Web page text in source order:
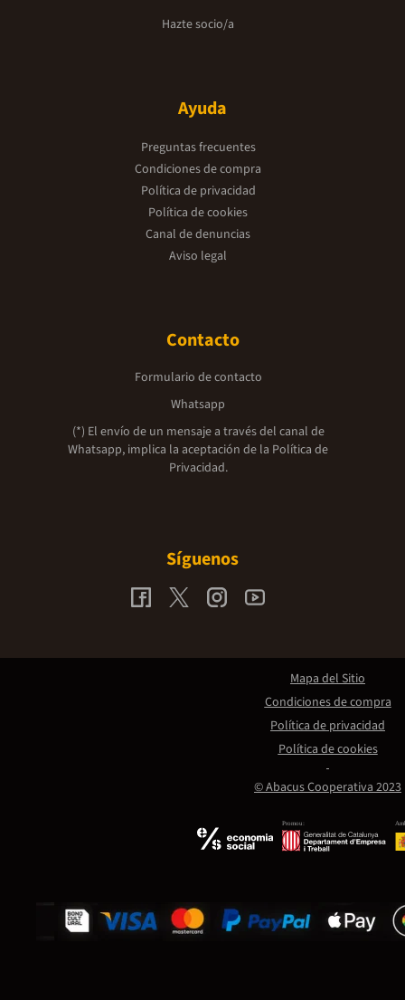
Hazte socio/a
Ayuda
Preguntas frecuentes
Condiciones de compra
Política de privacidad
Política de cookies
Canal de denuncias
Aviso legal
Contacto
Formulario de contacto
Whatsapp
(*) El envío de un mensaje a través del canal de
Whatsapp, implica la aceptación de la Política de
Privacidad.
Síguenos
Promou:
© Abacus Cooperativa 2023
Mapa del Sitio
Condiciones de compra
Política de privacidad
Política de cookies